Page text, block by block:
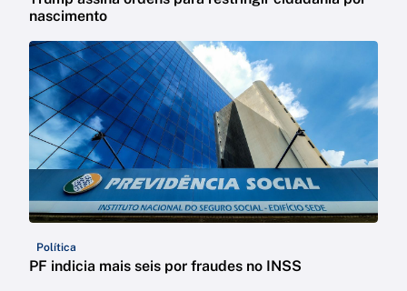
nascimento
Política
PF indicia mais seis por fraudes no INSS